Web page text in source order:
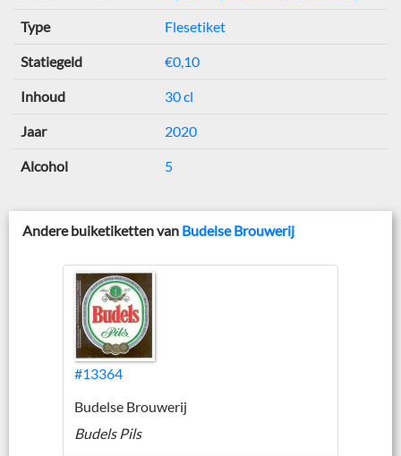
Type Flesetiket
Statiegeld €0,10
Inhoud 30 cl
Jaar 2020
Alcohol 5
Andere buiketiketten van Budelse Brouwerij
#13364
Budelse Brouwerij
Budels Pils